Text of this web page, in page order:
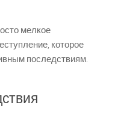
мелкое
которое
последствиям.